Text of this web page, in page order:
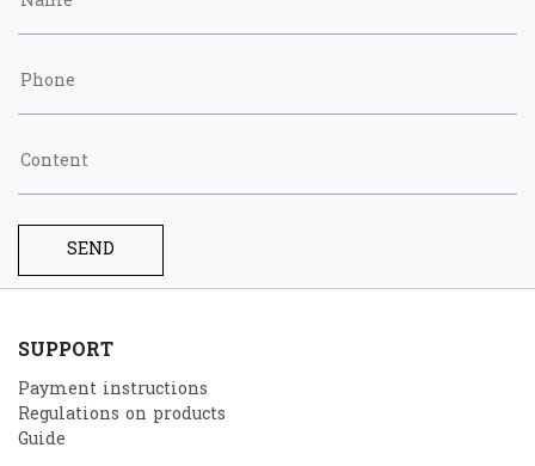
SEND
SUPPORT
Payment instructions
Regulations on products
Guide